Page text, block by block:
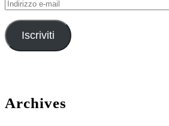
Indirizzo
e-
mail
Iscriviti
Archives